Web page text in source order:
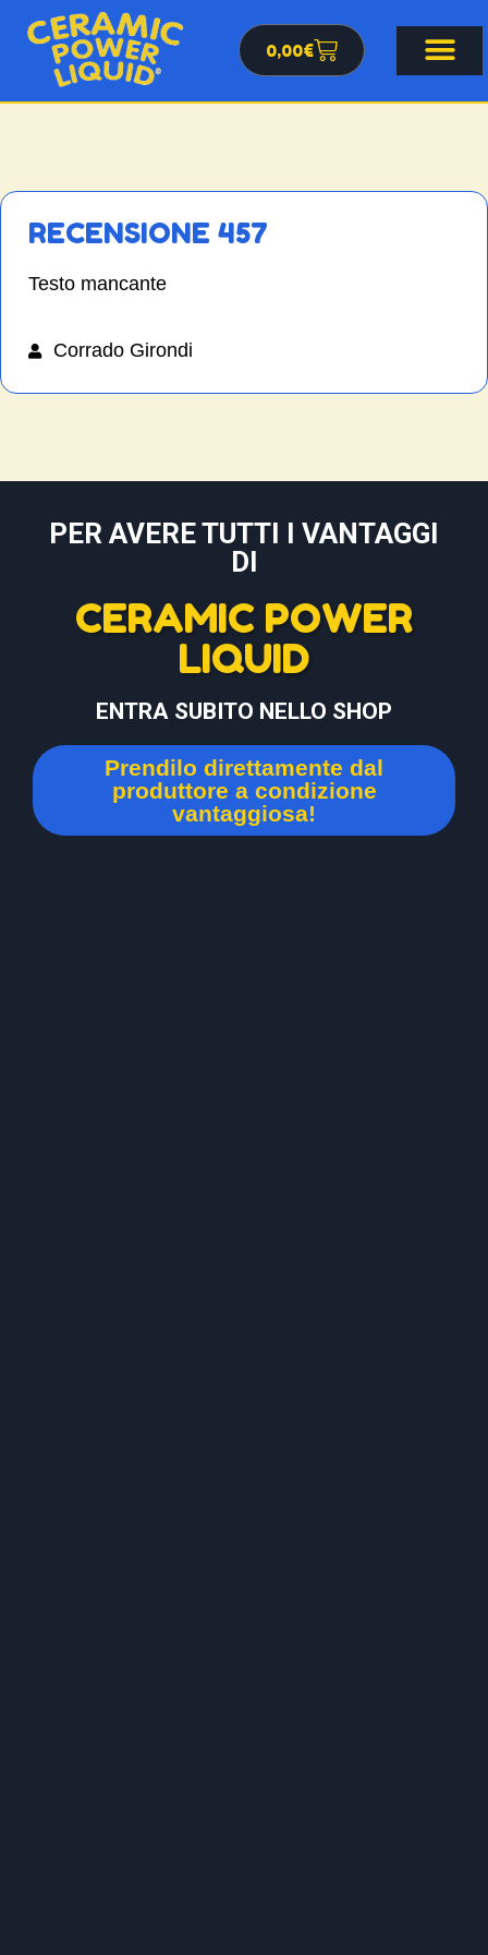
0,00€
RECENSIONE 457
Testo mancante
Corrado Girondi
PER AVERE TUTTI I VANTAGGI
DI
CERAMIC POWER
LIQUID
ENTRA SUBITO NELLO SHOP
Prendilo direttamente dal
produttore a condizione
vantaggiosa!